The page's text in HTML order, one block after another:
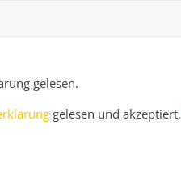
gelesen.
gelesen und akzeptiert.